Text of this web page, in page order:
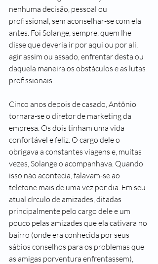
nenhuma decisão, pessoal ou
profissional, sem aconselhar-se com ela
antes. Foi Solange, sempre, quem lhe
disse que deveria ir por aqui ou por ali,
agir assim ou assado, enfrentar desta ou
daquela maneira os obstáculos e as lutas
profissionais.
Cinco anos depois de casado, Antônio
tornara-se o diretor de marketing da
empresa. Os dois tinham uma vida
confortável e feliz. O cargo dele o
obrigava a constantes viagens e, muitas
vezes, Solange o acompanhava. Quando
isso não acontecia, falavam-se ao
telefone mais de uma vez por dia. Em seu
atual círculo de amizades, ditadas
principalmente pelo cargo dele e um
pouco pelas amizades que ela cativara no
bairro (onde era conhecida por seus
sábios conselhos para os problemas que
as amigas porventura enfrentassem),